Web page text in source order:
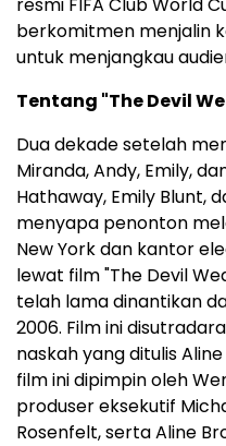
berkomitmen menjalin
untuk menjangkau
Tentang "The Devil
Dua dekade setelah
Miranda, Andy, Emily,
Hathaway, Emily Blunt,
menyapa penonton
New York dan kantor
lewat film "The Devil
telah lama dinantikan
2006. Film ini
naskah yang ditulis
film ini dipimpin oleh
produser eksekutif
Rosenfelt, serta Aline